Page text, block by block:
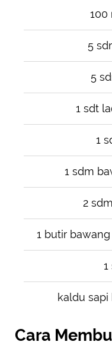
100
5
5
1 sdt
1
1 sdm
2
1 butir
1
kaldu
Cara